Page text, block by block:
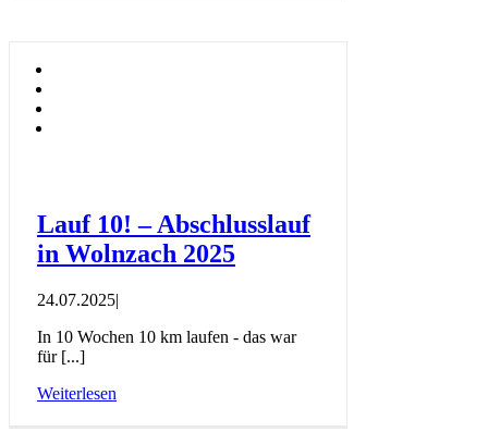
Lauf 10! – Abschlusslauf
in Wolnzach 2025
24.07.2025|
In 10 Wochen 10 km laufen - das war
für [...]
Weiterlesen